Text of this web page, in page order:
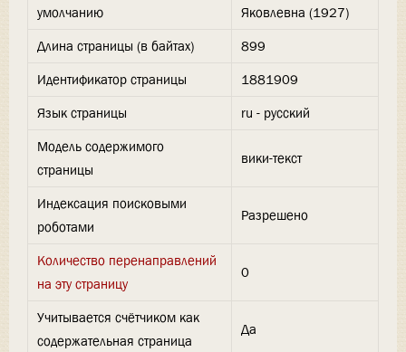
умолчанию
Яковлевна (1927)
Длина страницы (в байтах)
899
Идентификатор страницы
1881909
Язык страницы
ru - русский
Модель содержимого
страницы
вики-текст
Индексация поисковыми
роботами
Разрешено
Количество перенаправлений
на эту страницу
0
Учитывается счётчиком как
содержательная страница
Да